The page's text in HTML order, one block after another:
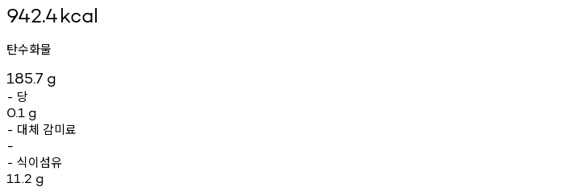
942.4kcal
탄수화물
185.7 g
- 당
0.1 g
- 대체 감미료
-
- 식이섬유
11.2 g